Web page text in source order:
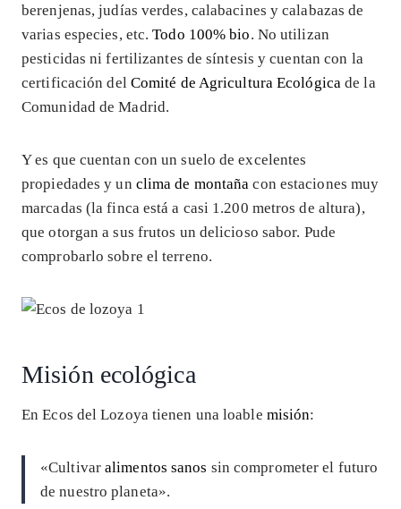
berenjenas, judías verdes, calabacines y calabazas de
varias especies, etc.Todo 100% bio. No utilizan
pesticidas ni fertilizantes de síntesis y cuentan con la
certificación del Comité de Agricultura Ecológica de la
Comunidad de Madrid.
Y es que cuentan con un suelo de excelentes
propiedades y un clima de montaña con estaciones muy
marcadas (la finca está a casi 1.200 metros de altura),
que otorgan a sus frutos un delicioso sabor. Pude
comprobarlo sobre el terreno.
Misión ecológica
En Ecos del Lozoya tienen una loable misión:
«Cultivaralimentos sanos sin comprometer el futuro
de nuestro planeta».